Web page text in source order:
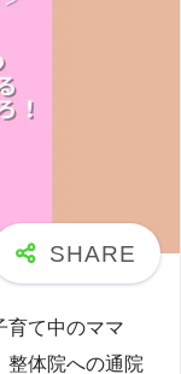
て中のママ
整体院への通院